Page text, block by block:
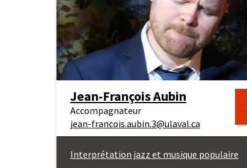
Jean-François Aubin
Accompagnateur
jean-francois.aubin.3@ulaval.ca
Interprétation jazz et musique populaire